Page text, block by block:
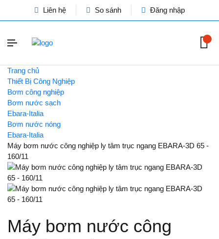
Liên hệ So sánh Đăng nhập
Trang chủ
Thiết Bị Công Nghiệp
Bơm công nghiệp
Bơm nước sạch
Ebara-Italia
Bơm nước nóng
Ebara-Italia
Máy bơm nước công nghiệp ly tâm trục ngang EBARA-3D 65 -
160/11
Máy bơm nước công